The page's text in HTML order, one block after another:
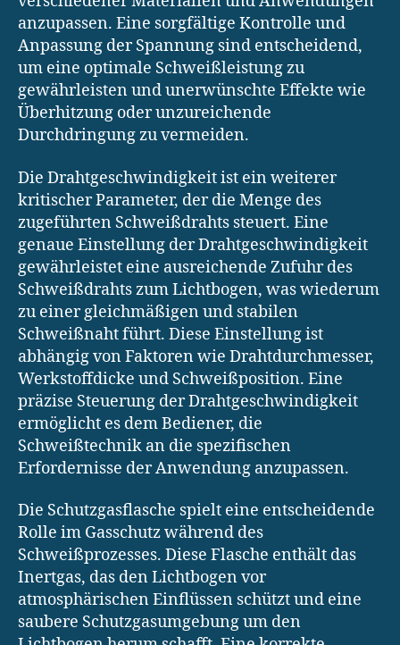
anzupassen. Eine sorgfältige Kontrolle und
Anpassung der Spannung sind entscheidend,
um eine optimale Schweißleistung zu
gewährleisten und unerwünschte Effekte wie
Überhitzung oder unzureichende
Durchdringung zu vermeiden.
Die Drahtgeschwindigkeit ist ein weiterer
kritischer Parameter, der die Menge des
zugeführten Schweißdrahts steuert. Eine
genaue Einstellung der Drahtgeschwindigkeit
gewährleistet eine ausreichende Zufuhr des
Schweißdrahts zum Lichtbogen, was wiederum
zu einer gleichmäßigen und stabilen
Schweißnaht führt. Diese Einstellung ist
abhängig von Faktoren wie Drahtdurchmesser,
Werkstoffdicke und Schweißposition. Eine
präzise Steuerung der Drahtgeschwindigkeit
ermöglicht es dem Bediener, die
Schweißtechnik an die spezifischen
Erfordernisse der Anwendung anzupassen.
Die Schutzgasflasche spielt eine entscheidende
Rolle im Gasschutz während des
Schweißprozesses. Diese Flasche enthält das
Inertgas, das den Lichtbogen vor
atmosphärischen Einflüssen schützt und eine
saubere Schutzgasumgebung um den